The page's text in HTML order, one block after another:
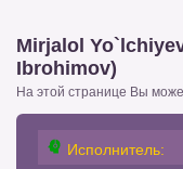
Mirjalol
Ibrohimov)
На этой странице Вы
Исполнитель: